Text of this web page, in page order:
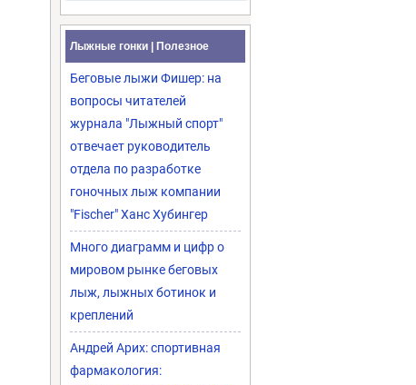
Лыжные гонки | Полезное
Беговые лыжи Фишер: на
вопросы читателей
журнала "Лыжный спорт"
отвечает руководитель
отдела по разработке
гоночных лыж компании
"Fischer" Ханс Хубингер
Много диаграмм и цифр о
мировом рынке беговых
лыж, лыжных ботинок и
креплений
Андрей Арих: спортивная
фармакология: